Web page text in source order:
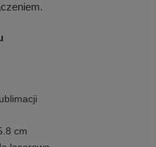
cm